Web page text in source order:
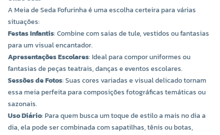
COR 0047
R$ 2,80 UNIDADE
-
COR 0067
R$ 2,80 UNIDADE
A Meia de Seda Fofurinha é uma escolha certeira para várias
situações:
Festas Infantis: Combine com saias de tule, vestidos ou fantasias
para um visual encantador.
Apresentações Escolares: Ideal para compor uniformes ou
fantasias de peças teatrais, danças e eventos escolares.
Sessões de Fotos: Suas cores variadas e visual delicado tornam
essa meia perfeita para composições fotográficas temáticas ou
sazonais.
Uso Diário: Para quem busca um toque de estilo a mais no dia a
dia, ela pode ser combinada com sapatilhas, tênis ou botas,